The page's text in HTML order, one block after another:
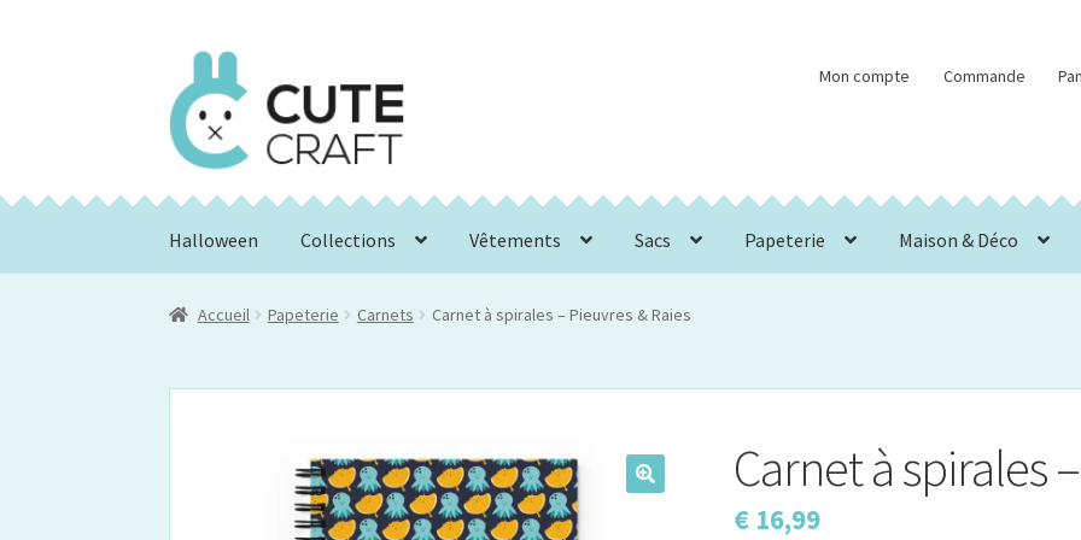
Aller
à
la
navigation
Aller
au
contenu
Mon compte Commande
Halloween Collections Vêtements Sacs Papeterie Maison & Déco
Accueil Papeterie Carnets Carnet à spirales – Pieuvres & Raies
Carnet à spirales
€16,99